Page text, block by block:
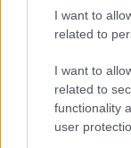
I want to
related to
I want to
related to
functionality
user